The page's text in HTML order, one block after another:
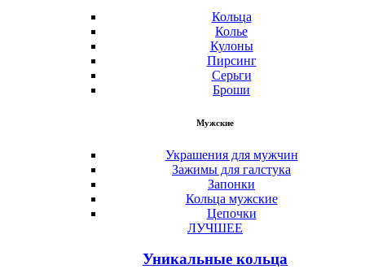
Кольца
Колье
Кулоны
Пирсинг
Серьги
Броши
Мужские
Украшения для мужчин
Зажимы для галстука
Запонки
Кольца мужские
Цепочки
ЛУЧШЕЕ
Уникальные кольца